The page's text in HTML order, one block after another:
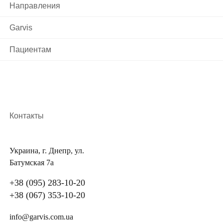
желудка
неправильное питание
беременность
низкая физическая активность.
Виды холецистита
пузыре выпадают кристаллы холестерина, вокруг
Направления
Garvis
Пациентам
Контакты
Украина, г. Днепр, ул.
Батумская 7а
+38 (095) 283-10-20
+38 (067) 353-10-20
info@garvis.com.ua